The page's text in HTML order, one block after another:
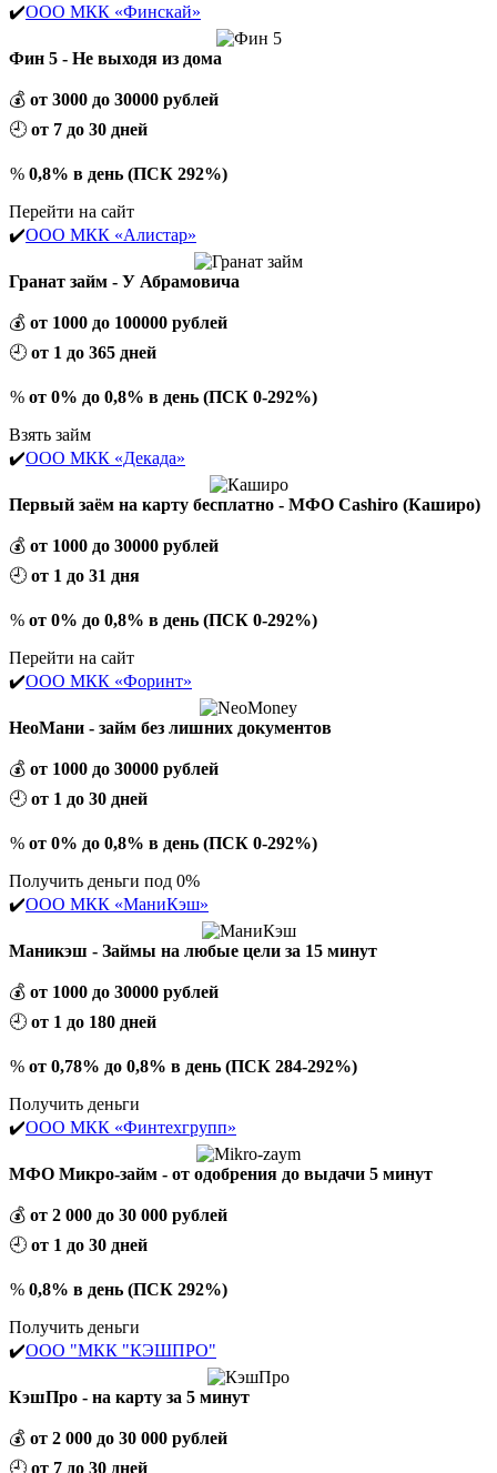
✔️ООО МКК «Финскай»
Фин 5 - Не выходя из дома
💰 от 3000 до 30000 рублей
🕘 от 7 до 30 дней
% 0,8% в день (ПСК 292%)
Перейти на сайт
✔️ООО МКК «Алистар»
Гранат займ - У Абрамовича
💰 от 1000 до 100000 рублей
🕘 от 1 до 365 дней
% от 0% до 0,8% в день (ПСК 0-292%)
Взять займ
✔️ООО МКК «Декада»
Первый заём на карту бесплатно - МФО Cashiro (Каширо)
💰 от 1000 до 30000 рублей
🕘 от 1 до 31 дня
% от 0% до 0,8% в день (ПСК 0-292%)
Перейти на сайт
✔️ООО МКК «Форинт»
НеоМани - займ без лишних документов
💰 от 1000 до 30000 рублей
🕘 от 1 до 30 дней
% от 0% до 0,8% в день (ПСК 0-292%)
Получить деньги под 0%
✔️ООО МКК «МаниКэш»
Маникэш - Займы на любые цели за 15 минут
💰 от 1000 до 30000 рублей
🕘 от 1 до 180 дней
% от 0,78% до 0,8% в день (ПСК 284-292%)
Получить деньги
✔️ООО МКК «Финтехгрупп»
МФО Микро-займ - от одобрения до выдачи 5 минут
💰 от 2 000 до 30 000 рублей
🕘 от 1 до 30 дней
% 0,8% в день (ПСК 292%)
Получить деньги
✔️ООО "МКК "КЭШПРО"
КэшПро - на карту за 5 минут
💰 от 2 000 до 30 000 рублей
🕘 от 7 до 30 дней